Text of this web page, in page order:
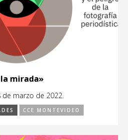
mirada»
marzo de 2022.
CCE MONTEVIDEO